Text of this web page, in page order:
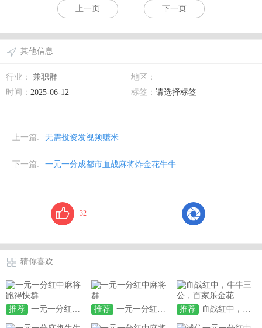
上一页 下一页
其他信息
行业： 兼职群
地区：
时间： 2025-06-12 标签： 请选择标签
上一篇: 无需投资发视频赚米
下一篇: 一元一分成都市血战麻将炸金花牛牛
32
猜你喜欢
推荐 一元一分红中麻将跑得快群 推荐 一元一分红中麻将群 推荐 血战红中，牛牛三公，百家乐金花